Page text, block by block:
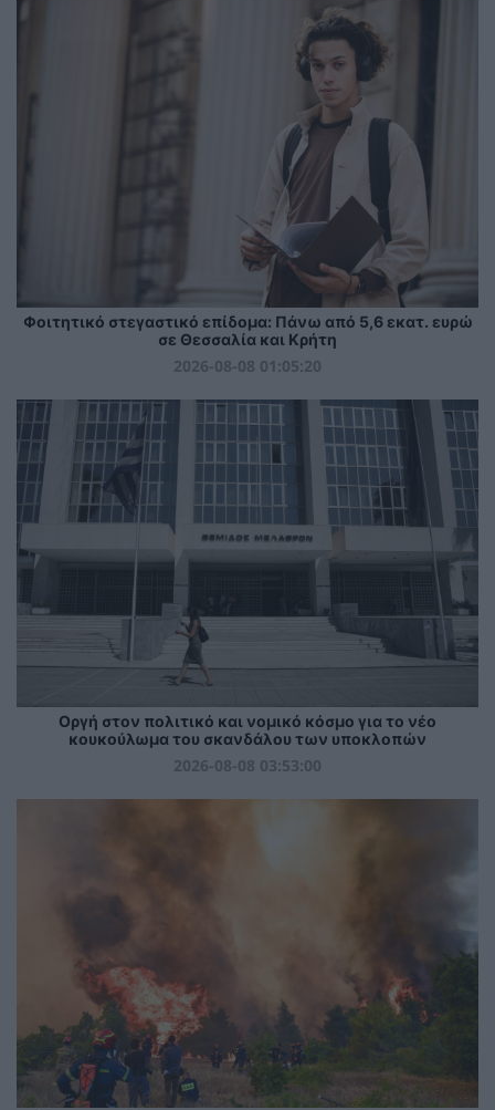
Φοιτητικό στεγαστικό επίδομα: Πάνω από 5,6 εκατ. ευρώ
σε Θεσσαλία και Κρήτη
2026-08-08 01:05:20
Οργή στον πολιτικό και νομικό κόσμο για το νέο
κουκούλωμα του σκανδάλου των υποκλοπών
2026-08-08 03:53:00